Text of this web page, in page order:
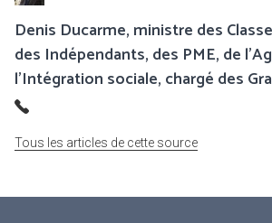
Denis Ducarme, ministre des
des Indépendants, des PME, de
l'Intégration sociale, chargé des
Tous les articles de cette source